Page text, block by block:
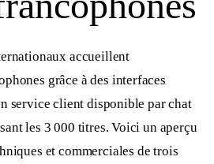
accueillent
grâce à des interfaces
service client disponible par chat
les 3 000 titres. Voici un aperçu
et commerciales de trois